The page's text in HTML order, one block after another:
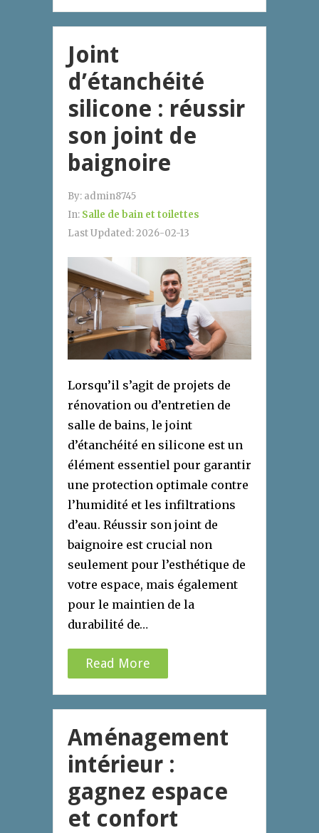
Joint
d’étanchéité
silicone : réussir
son joint de
baignoire
By: admin8745
In: Salle de bain et toilettes
Last Updated:2026-02-13
Lorsqu’il s’agit de projets de
rénovation ou d’entretien de
salle de bains, le joint
d’étanchéité en silicone est un
élément essentiel pour garantir
une protection optimale contre
l’humidité et les infiltrations
d’eau. Réussir son joint de
baignoire est crucial non
seulement pour l’esthétique de
votre espace, mais également
pour le maintien de la
durabilité de…
Read More
Aménagement
intérieur :
gagnez espace
et confort